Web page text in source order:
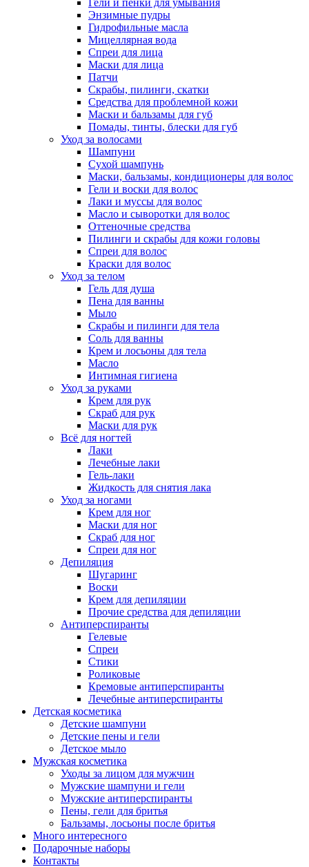
Энзимные пудры
Гидрофильные масла
Мицеллярная вода
Спреи для лица
Маски для лица
Патчи
Скрабы, пилинги, скатки
Средства для проблемной кожи
Маски и бальзамы для губ
Помады, тинты, блески для губ
Уход за волосами
Шампуни
Сухой шампунь
Маски, бальзамы, кондиционеры для волос
Гели и воски для волос
Лаки и муссы для волос
Масло и сыворотки для волос
Оттеночные средства
Пилинги и скрабы для кожи головы
Спреи для волос
Краски для волос
Уход за телом
Гель для душа
Пена для ванны
Мыло
Скрабы и пилинги для тела
Соль для ванны
Крем и лосьоны для тела
Масло
Интимная гигиена
Уход за руками
Крем для рук
Скраб для рук
Маски для рук
Всё для ногтей
Лаки
Лечебные лаки
Гель-лаки
Жидкость для снятия лака
Уход за ногами
Крем для ног
Маски для ног
Скраб для ног
Спреи для ног
Депиляция
Шугаринг
Воски
Крем для депиляции
Прочие средства для депиляции
Антиперспиранты
Гелевые
Спреи
Стики
Роликовые
Кремовые антиперспиранты
Лечебные антиперспиранты
Детская косметика
Детские шампуни
Детские пены и гели
Детское мыло
Мужская косметика
Уходы за лицом для мужчин
Мужские шампуни и гели
Мужские антиперспиранты
Пены, гели для бритья
Бальзамы, лосьоны после бритья
Много интересного
Подарочные наборы
Контакты